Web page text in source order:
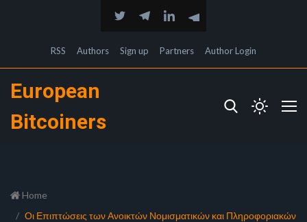
RSS Authors Sign up Partners Author Login
European
Bitcoiners
Home
Οι Επιπτώσεις των Ανοικτών Νομισματικών και Πληροφοριακών